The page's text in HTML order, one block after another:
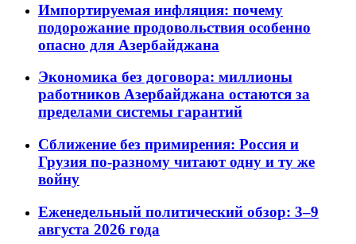
Импортируемая инфляция: почему
подорожание продовольствия особенно
опасно для Азербайджана
Экономика без договора: миллионы
работников Азербайджана остаются за
пределами системы гарантий
Сближение без примирения: Россия и
Грузия по-разному читают одну и ту же
войну
Еженедельный политический обзор: 3–9
августа 2026 года